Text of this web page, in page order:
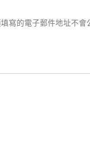
寫的電子郵件地址不會